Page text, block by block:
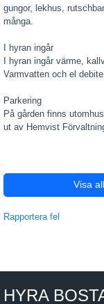
gungor, lekhus,
många.
I hyran ingår
I hyran ingår värme,
Varmvatten och el
Parkering
På gården finns
ut av Hemvist
Visa
Rapportera fel
HYRA